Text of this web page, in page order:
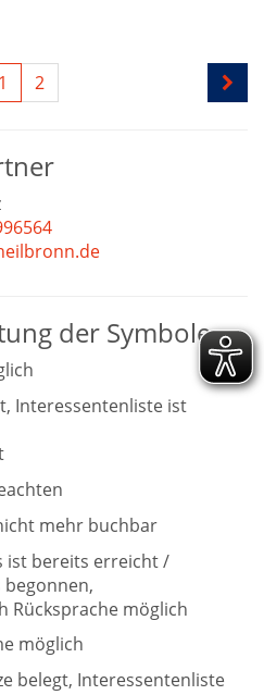
1 2
der Symbole
Interessentenliste ist
mehr buchbar
ist bereits erreicht /
Rücksprache möglich
möglich
belegt, Interessentenliste